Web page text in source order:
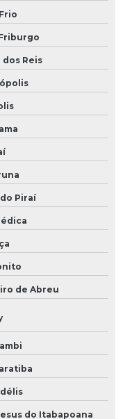
dos Reis
Piraí
de Abreu
do Itabapoana